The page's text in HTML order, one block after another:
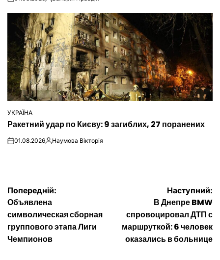
on Опубліковано
ОПУБЛІКУВАТИ
У
УКРАЇНА
Ракетний удар по Києву: 9 загиблих, 27 поранених
on01.08.2026Опубліковано
Наумова Вікторія
Навігація
записів
Попередній:
Объявлена
символическая сборная
группового этапа Лиги
Чемпионов
Наступний:
В Днепре BMW
спровоцировал ДТП с
маршруткой: 6 человек
оказались в больнице